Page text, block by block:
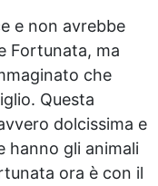
e non avrebbe
Fortunata, ma
che
Questa
dolcissima e
hanno gli animali
ora è con il